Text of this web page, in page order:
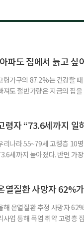
파도 집에서 늙고
령가구의 87.2%는 건강할
져도 절반가량은 지금의 집
름호에 실린 ‘통합돌봄 시행
령자 “73.6세까지 일
리나라 55~79세 고령층 10
세까지 높아졌다. 반면 가
명으로, 1년 전보다 57만
열질환 사망자 62%
해 온열질환 추정 사망자
사업 통해 폭염 취약 고령층